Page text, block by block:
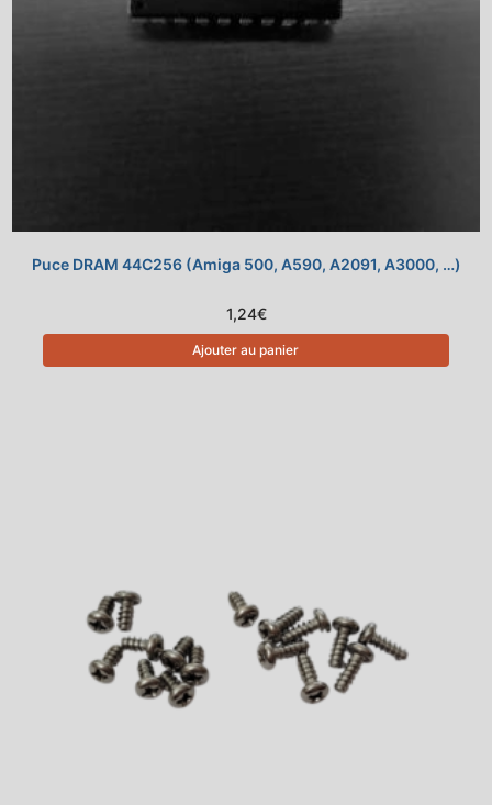
Puce DRAM 44C256 (Amiga 500, A590, A2091, A3000, …)
1,24€
Ajouter au panier